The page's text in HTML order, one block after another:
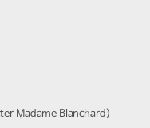
Madame Blanchard)